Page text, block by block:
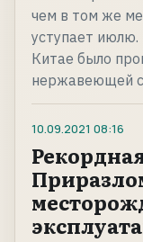
чем в том же
уступает июлю.
Китае было
нержавеющей
10.09.2021 08:16